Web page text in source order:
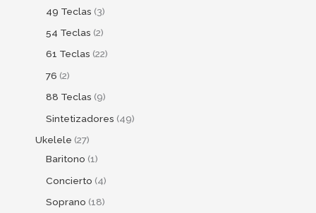
49 Teclas 3
54 Teclas 2
61 Teclas 22
76 2
88 Teclas 9
Sintetizadores 49
Ukelele 27
Baritono 1
Concierto 4
Soprano 18